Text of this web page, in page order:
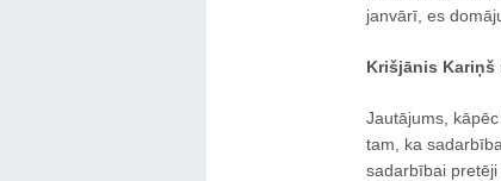
janvārī, es
Krišjānis Kariņš
Jautājums,
tam, ka
sadarbībai